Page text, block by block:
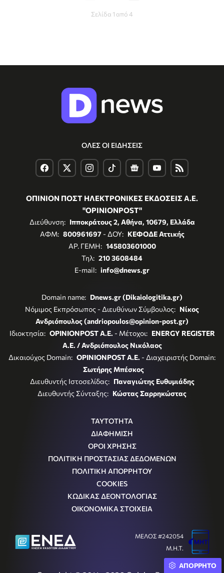
Σελίδα 1 από 4
ΟΛΕΣ ΟΙ ΕΙΔΗΣΕΙΣ
ΟΠΙΝΙΟΝ ΠΟΣΤ ΗΛΕΚΤΡΟΝΙΚΕΣ ΕΚΔΟΣΕΙΣ Α.Ε.
"OPINIONPOST"
Διεύθυνση: Ιπποκράτους 2, Αθήνα, 10679, Ελλάδα
ΑΦΜ: 800961697- ΔΟΥ: ΚΕΦΟΔΕ Αττικής
ΑΡ. ΓΕΜΗ: 145803601000
Τηλ: 210 3608484
E-mail: info@dnews.gr
Domain name: Dnews.gr (Dikaiologitika.gr)
Νόμιμος Εκπρόσωπος - Διευθύνων Σύμβουλος: Νίκος
Ανδριόπουλος (andriopoulos@opinion-post.gr)
Ιδιοκτησία: OPINIONPOST A.E. - Μέτοχοι: ENERGY REGISTER
Α.Ε. / Ανδριόπουλος Νικόλαος
Δικαιούχος Domain: OPINIONPOST A.E. - Διαχειριστής Domain:
Σωτήρης Μπέσκος
Διευθυντής Ιστοσελίδας: Παναγιώτης Ευθυμιάδης
Διευθυντής Σύνταξης: Κώστας Σαρρηκώστας
ΤΑΥΤΟΤΗΤΑ
ΔΙΑΦΗΜΙΣΗ
ΟΡΟΙ ΧΡΗΣΗΣ
ΠΟΛΙΤΙΚΗ ΠΡΟΣΤΑΣΙΑΣ ΔΕΔΟΜΕΝΩΝ
ΠΟΛΙΤΙΚΗ ΑΠΟΡΡΗΤΟΥ
COOKIES
ΚΩΔΙΚΑΣ ΔΕΟΝΤΟΛΟΓΙΑΣ
ΟΙΚΟΝΟΜΙΚΑ ΣΤΟΙΧΕΙΑ
ΜΕΛΟΣ #242054
Μ.Η.Τ.
ΑΠΟΡΡΗΤΟ